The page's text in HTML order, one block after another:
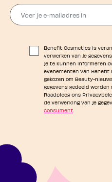
Voer je e-mailadres in
Benefit Cosmetics is
verwerken van je
je te kunnen informeren
evenementen van Benefit
gekozen om Beauty-
gegevens gedeeld
Raadpleeg ons
de verwerking van je
consument.